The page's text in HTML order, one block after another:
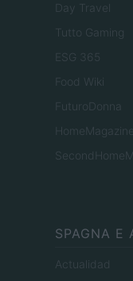
Day Travel
Tutto Gaming
ESG 365
Food Wiki
FuturoDonna
HomeMagazine
SPAGNA E
Actualidad